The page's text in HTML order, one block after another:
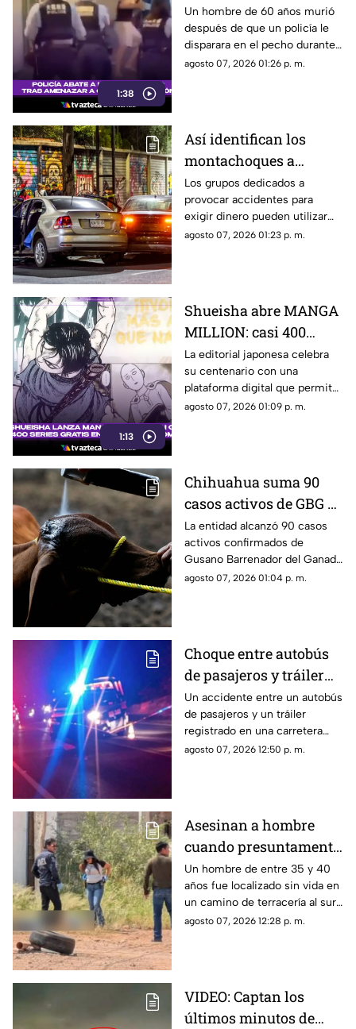
1:38
armado con un
cuchillo en Japón
Un hombre de 60 años murió
después de que un policía le
disparara en el pecho durante
un operativo en Osaka.
agosto 07, 2026 01:26 p. m.
Así identifican los
montachoques a
conductores sin seguro
y qué hacer para evitar
ser víctima
Los grupos dedicados a
provocar accidentes para
exigir dinero pueden utilizar
información pública y
agosto 07, 2026 01:23 p. m.
1:13
Shueisha abre MANGA
MILLION: casi 400
mangas gratis y en más
de 100 idiomas
La editorial japonesa celebra
su centenario con una
plataforma digital que permite
leer sin costo y sin registro
agosto 07, 2026 01:09 p. m.
Chihuahua suma 90
casos activos de GBG y
se mantiene entre los
estados con mayor
registro nacional
La entidad alcanzó 90 casos
activos confirmados de
Gusano Barrenador del Ganado
(GBG), con presencia en
agosto 07, 2026 01:04 p. m.
Choque entre autobús
de pasajeros y tráiler
deja 10 lesionados en
carretera cercana a
Camargo; conductor
huyó del lugar
Un accidente entre un autobús
de pasajeros y un tráiler
registrado en una carretera
cercana a Camargo dejó al
agosto 07, 2026 12:50 p. m.
Asesinan a hombre
cuando presuntamente
se dirigía a trabajar en
colonia Los Llanos de
Chihuahua
Un hombre de entre 35 y 40
años fue localizado sin vida en
un camino de terracería al sur
de la ciudad de Chihuahua.
agosto 07, 2026 12:28 p. m.
VIDEO: Captan los
últimos minutos de